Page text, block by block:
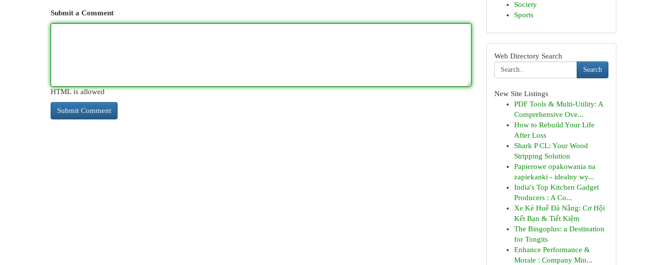
Submit a Comment
HTML is allowed
Society
Sports
Web Directory Search
Search
New Site Listings
PDF Tools & Multi-Utility: A
Comprehensive Ove...
How to Rebuild Your Life
After Loss
Shark P CL: Your Wood
Stripping Solution
Papierowe opakowania na
zapiekanki - idealny wy...
India's Top Kitchen Gadget
Producers : A Co...
Xe Ké Huế Đà Nẵng: Cơ Hội
Kết Bạn & Tiết Kiệm
The Bingoplus: a Destination
for Tongits
Enhance Performance &
Morale : Company Min...